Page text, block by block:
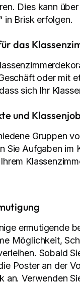
Dies kann
in Brisk erfolgen.
das
oder mit
sich Ihr
und
Gruppen
Sie Aufgaben
ermutigende
Möglichkeit,
Sobald
Poster an der
an. Verwenden